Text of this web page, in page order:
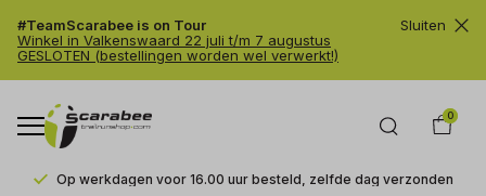
#TeamScarabee is on Tour
Winkel in Valkenswaard 22 juli t/m 7 augustus
GESLOTEN (bestellingen worden wel verwerkt!)
Sluiten
0
Op werkdagen voor 16.00 uur besteld, zelfde dag verzonden